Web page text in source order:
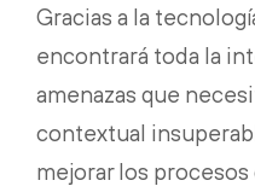
Gracias a la
encontrará toda la
amenazas que
contextual
mejorar los procesos